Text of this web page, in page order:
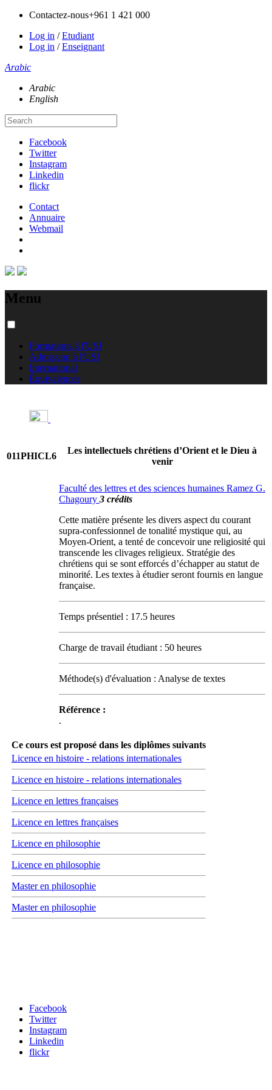
Contactez-nous+961 1 421 000
Log in /Etudiant
Log in /Enseignant
Arabic
Arabic
English
Facebook
Twitter
Instagram
Linkedin
flickr
Contact
Annuaire
Webmail
Menu
Formations à l'USJ
Admission à l'USJ
International
Équivalences
011PHICL6
Les intellectuels chrétiens d’Orient et le Dieu à
venir
Faculté des lettres et des sciences humaines Ramez G.
Chagoury 3 crédits
Cette matière présente les divers aspect du courant
supra-confessionnel de tonalité mystique qui, au
Moyen-Orient, a tenté de concevoir une religiosité qui
transcende les clivages religieux. Stratégie des
chrétiens qui se sont efforcés d’échapper au statut de
minorité. Les textes à étudier seront fournis en langue
française.
Temps présentiel : 17.5 heures
Charge de travail étudiant : 50 heures
Méthode(s) d'évaluation : Analyse de textes
Référence :
.
Ce cours est proposé dans les diplômes suivants
Licence en histoire - relations internationales
Licence en histoire - relations internationales
Licence en lettres françaises
Licence en lettres françaises
Licence en philosophie
Licence en philosophie
Master en philosophie
Master en philosophie
Facebook
Twitter
Instagram
Linkedin
flickr